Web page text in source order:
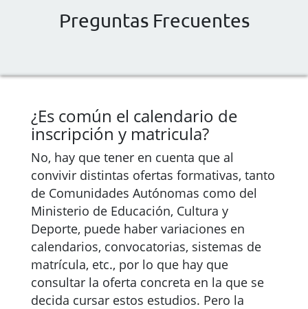
Preguntas Frecuentes
¿Es común el calendario de
inscripción y matricula?
No, hay que tener en cuenta que al
convivir distintas ofertas formativas, tanto
de Comunidades Autónomas como del
Ministerio de Educación, Cultura y
Deporte, puede haber variaciones en
calendarios, convocatorias, sistemas de
matrícula, etc., por lo que hay que
consultar la oferta concreta en la que se
decida cursar estos estudios. Pero la